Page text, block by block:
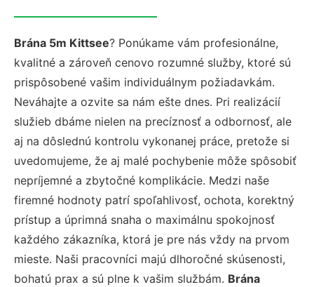
Brána 5m Kittsee? Ponúkame vám profesionálne,
kvalitné a zároveň cenovo rozumné služby, ktoré sú
prispôsobené vašim individuálnym požiadavkám.
Neváhajte a ozvite sa nám ešte dnes. Pri realizácií
služieb dbáme nielen na precíznosť a odbornosť, ale
aj na dôslednú kontrolu vykonanej práce, pretože si
uvedomujeme, že aj malé pochybenie môže spôsobiť
nepríjemné a zbytočné komplikácie. Medzi naše
firemné hodnoty patrí spoľahlivosť, ochota, korektný
prístup a úprimná snaha o maximálnu spokojnosť
každého zákazníka, ktorá je pre nás vždy na prvom
mieste. Naši pracovníci majú dlhoročné skúsenosti,
bohatú prax a sú plne k vašim službám. Brána